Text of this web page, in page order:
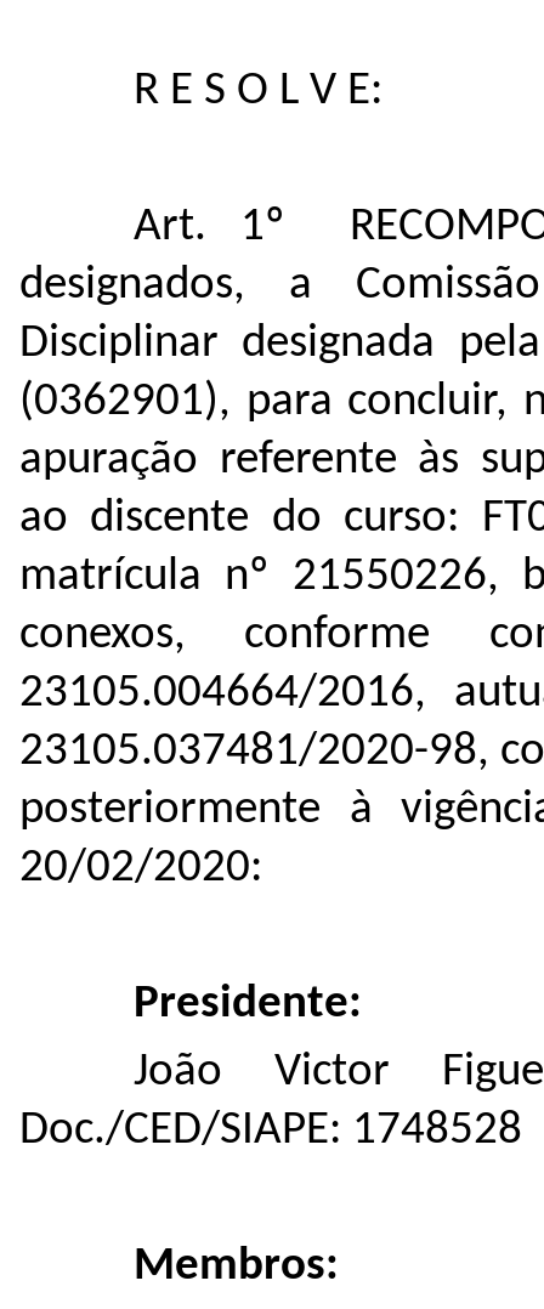
R E S O L V E:
Art. 1º
designados, a
Disciplinar designada
(0362901), para concluir,
apuração referente às
ao discente do curso:
matrícula nº 21550226,
conexos, conforme
23105.004664/2016,
23105.037481/2020-98,
posteriormente à
20/02/2020:
Presidente:
João Victor
Doc./CED/SIAPE: 1748528
Membros: